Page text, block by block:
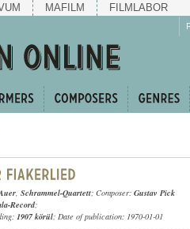
MAFILM FILMLABOR
, Schrammel-Quartett; Composer: Gustav Pick
Record;
1907 körül; Date of publication: 1970-01-01